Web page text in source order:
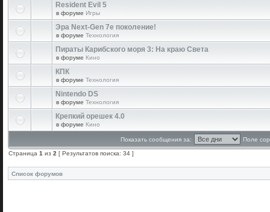
Resident Evil 5
в форуме Игры
Эра Next-Gen 7е поколение!
в форуме Технология
Пираты Карибского моря 3: На краю Света
в форуме Кино
КПК
в форуме Технология
Nintendo DS
в форуме Технология
Крепкий орешек 4.0
в форуме Кино
Показать сообщения за: Поле
Страница 1 из 2 [ Результатов поиска: 34 ]
Список форумов